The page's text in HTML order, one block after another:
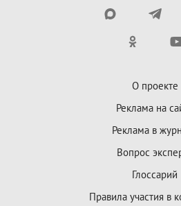
О проекте
Реклама на
Реклама в
Вопрос
Глоссарий
Правила участия в